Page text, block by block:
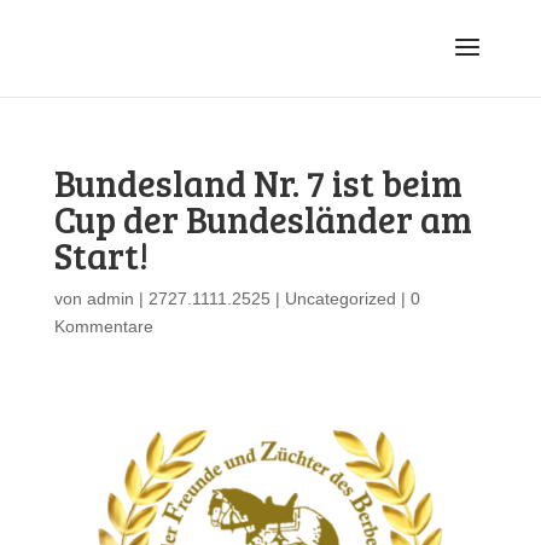
Bundesland Nr. 7 ist beim
Cup der Bundesländer am
Start!
von admin | 2727.1111.2525 | Uncategorized | 0
Kommentare